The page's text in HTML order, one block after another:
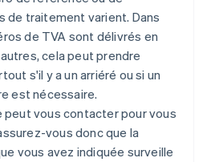
de traitement varient. Dans
de TVA sont délivrés en
cela peut prendre
s'il y a un arriéré ou si un
est nécessaire.
vous contacter pour vous
vous donc que la
vous avez indiquée surveille